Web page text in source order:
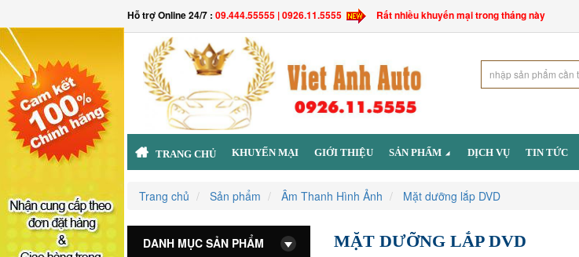
Hỗ trợ Online 24/7 : 09.444.55555 | 0926.11.5555 Rất nhiều khuyến mại trong tháng này
TRANG CHỦ KHUYẾN MẠI GIỚI THIỆU SẢN PHẨM DỊCH VỤ TIN TỨC
Trang chủ Sản phẩm Âm Thanh Hình Ảnh Mặt dưỡng lắp DVD
DANH MỤC SẢN PHẨM MẶT DƯỠNG LẮP DVD